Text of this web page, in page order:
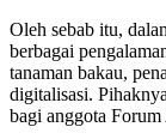
Oleh sebab itu,
berbagai
tanaman bakau,
digitalisasi.
bagi anggota